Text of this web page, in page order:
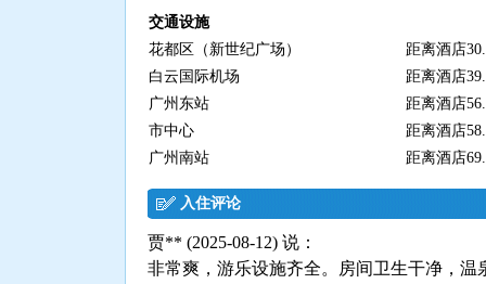
交通设施
花都区（新世纪广场）
距离酒店
白云国际机场
距离酒店
广州东站
距离酒店
市中心
距离酒店
广州南站
距离酒店
入住评论
贾** (2025-08-12) 说：
非常爽，游乐设施齐全。房间卫生干净，温